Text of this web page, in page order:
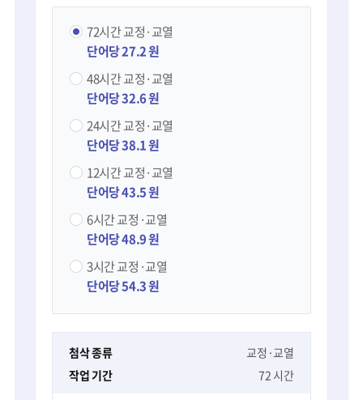
72시간교정·교열
단어당 27.2 원
48시간교정·교열
단어당 32.6 원
24시간교정·교열
단어당 38.1 원
12시간교정·교열
단어당 43.5 원
6시간교정·교열
단어당 48.9 원
3시간교정·교열
단어당 54.3 원
첨삭 종류
교정·교열
작업 기간
72 시간